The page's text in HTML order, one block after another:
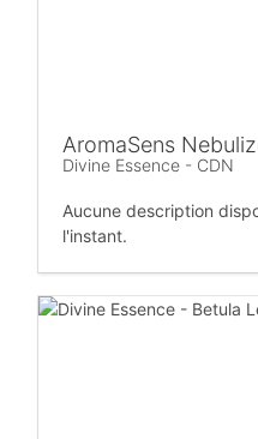
AromaSens
Divine Essence - CDN
Aucune description
l'instant.